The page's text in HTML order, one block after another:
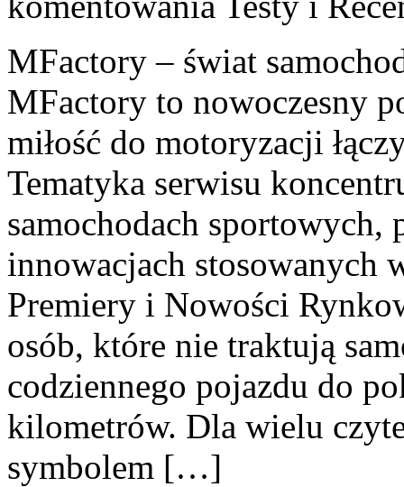
MFactory – świat
MFactory to nowoczesny
miłość do motoryzacji
Tematyka serwisu
samochodach sportowych,
innowacjach stosowanych
Premiery i Nowości
osób, które nie traktują
codziennego pojazdu do
kilometrów. Dla wielu
symbolem […]